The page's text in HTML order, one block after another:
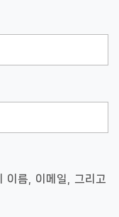
이름, 이메일, 그리고